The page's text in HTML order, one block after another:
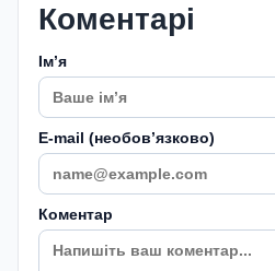
Коментарі
Імʼя
E-mail (необовʼязково)
Коментар